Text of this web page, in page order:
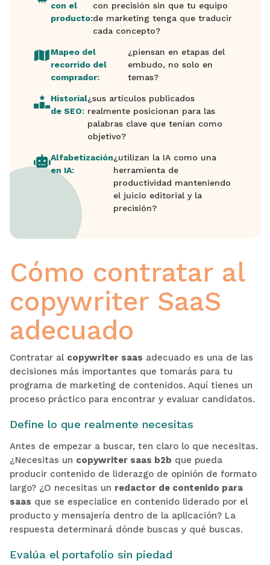
con el
producto:
con precisión sin que tu equipo
de marketing tenga que traducir
cada concepto?
Mapeo del
recorrido del
comprador:
¿piensan en etapas del
embudo, no solo en
temas?
Historial
de SEO:
¿sus artículos publicados
realmente posicionan para las
palabras clave que tenían como
objetivo?
Alfabetización
en IA:
¿utilizan la IA como una
herramienta de
productividad manteniendo
el juicio editorial y la
precisión?
Cómo contratar al
copywriter SaaS
adecuado
Contratar al copywriter saas adecuado es una de las
decisiones más importantes que tomarás para tu
programa de marketing de contenidos. Aquí tienes un
proceso práctico para encontrar y evaluar candidatos.
Define lo que realmente necesitas
Antes de empezar a buscar, ten claro lo que necesitas.
¿Necesitas un copywriter saas b2b que pueda
producir contenido de liderazgo de opinión de formato
largo? ¿O necesitas un redactor de contenido para
saas que se especialice en contenido liderado por el
producto y mensajería dentro de la aplicación? La
respuesta determinará dónde buscas y qué buscas.
Evalúa el portafolio sin piedad